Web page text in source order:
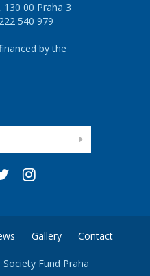
130 00 Praha 3
540 979
by the
Gallery Contact
Fund Praha